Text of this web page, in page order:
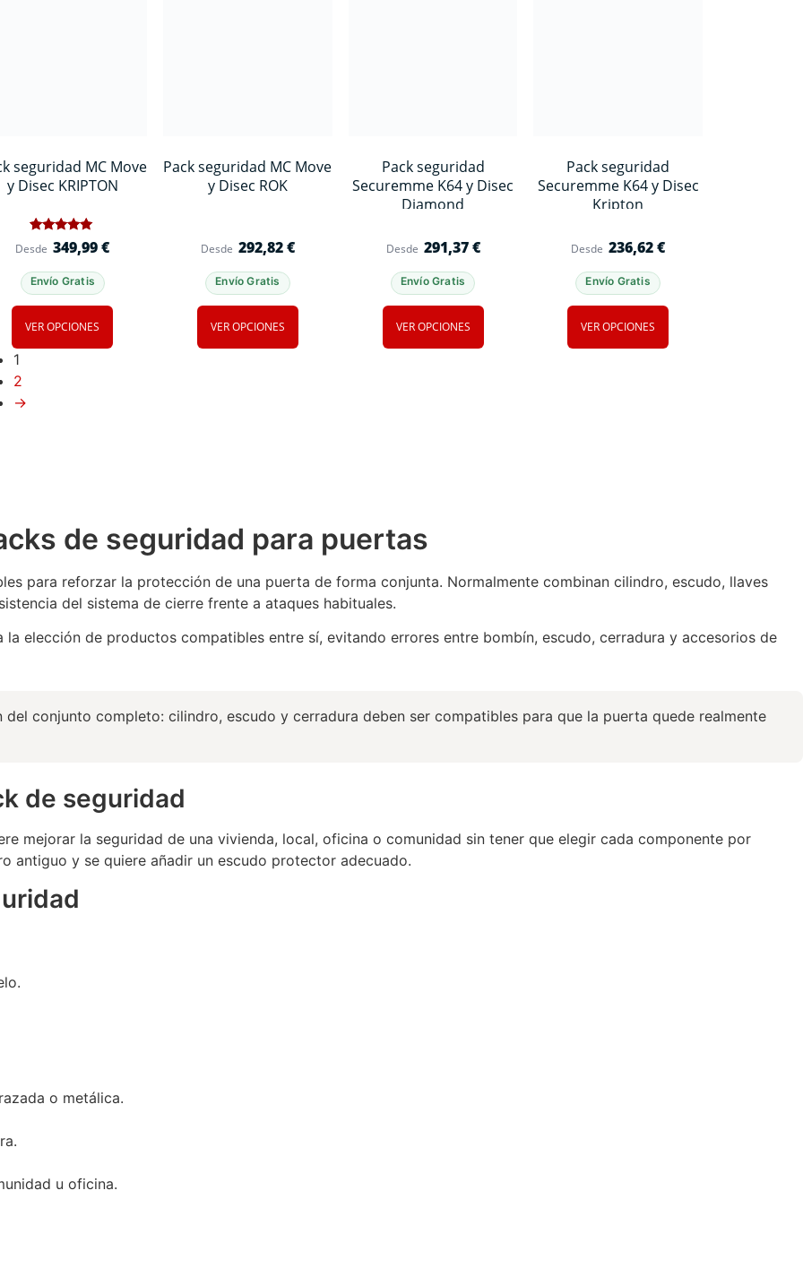
seguridad MC Move
y Disec KRIPTON
Valorado
con
de 5 en
base a
cliente
Desde 349,99€
Envío Gratis
VER OPCIONES
Pack seguridad MC Move
y Disec ROK
Desde 292,82€
Envío Gratis
VER OPCIONES
Pack seguridad
Securemme K64 y Disec
Diamond
Desde 291,37€
Envío Gratis
VER OPCIONES
Pack seguridad
Securemme K64 y Disec
Kripton
Desde 236,62€
Envío Gratis
VER OPCIONES
1
2
→
de seguridad para puertas
para reforzar la protección de una puerta de forma conjunta. Normalmente combinan cilindro, escudo, llaves
del sistema de cierre frente a ataques habituales.
elección de productos compatibles entre sí, evitando errores entre bombín, escudo, cerradura y accesorios de
conjunto completo: cilindro, escudo y cerradura deben ser compatibles para que la puerta quede realmente
de seguridad
mejorar la seguridad de una vivienda, local, oficina o comunidad sin tener que elegir cada componente por
antiguo y se quiere añadir un escudo protector adecuado.
o metálica.
u oficina.